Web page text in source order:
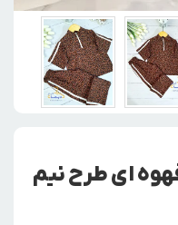
ای طرح نیم